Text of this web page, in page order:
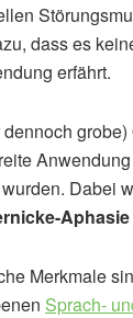
dass es
erfährt.
Dabei
Aphasie
Merkmale
Sprach-